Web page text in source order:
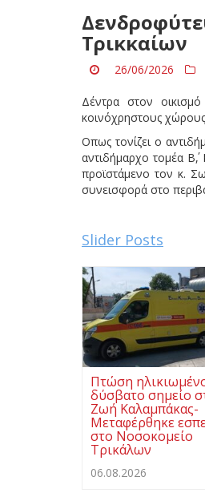
Τρικκαίων
26/06/2026
Δέντρα στον
κοινόχρηστους
Οπως τονίζει ο
αντιδήμαρχο τομέα
προϊστάμενο τον κ.
συνεισφορά στο
Slider Posts
Πτώση
δύσβατο σημείο
Ζωή Καλαμπάκας-
Μεταφέρθηκε
στο Νοσοκομείο
Τρικάλων
06.08.2026